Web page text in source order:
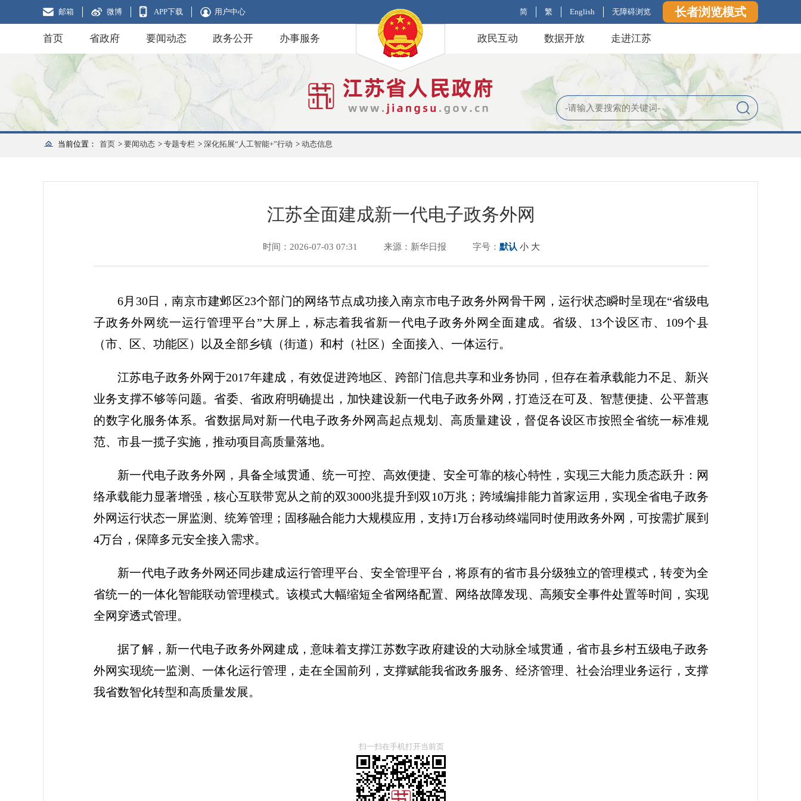
邮箱 微博 APP下载 用户中心 简 繁 English 无障碍浏览 长者浏览模式
首页 省政府 要闻动态 政务公开 办事服务 政民互动 数据开放 走进江苏
当前位置： 首页 > 要闻动态 > 专题专栏 > 深化拓展“人工智能+”行动 > 动态信息
江苏全面建成新一代电子政务外网
时间：2026-07-03 07:31 来源：新华日报 字号： 默认 小 大
6月30日，南京市建邺区23个部门的网络节点成功接入南京市电子政务外网骨干网，运行状态瞬时呈现在“省级电
子政务外网统一运行管理平台”大屏上，标志着我省新一代电子政务外网全面建成。省级、13个设区市、109个县
（市、区、功能区）以及全部乡镇（街道）和村（社区）全面接入、一体运行。
江苏电子政务外网于2017年建成，有效促进跨地区、跨部门信息共享和业务协同，但存在着承载能力不足、新兴
业务支撑不够等问题。省委、省政府明确提出，加快建设新一代电子政务外网，打造泛在可及、智慧便捷、公平普惠
的数字化服务体系。省数据局对新一代电子政务外网高起点规划、高质量建设，督促各设区市按照全省统一标准规
范、市县一揽子实施，推动项目高质量落地。
新一代电子政务外网，具备全域贯通、统一可控、高效便捷、安全可靠的核心特性，实现三大能力质态跃升：网
络承载能力显著增强，核心互联带宽从之前的双3000兆提升到双10万兆；跨域编排能力首家运用，实现全省电子政务
外网运行状态一屏监测、统筹管理；固移融合能力大规模应用，支持1万台移动终端同时使用政务外网，可按需扩展到
4万台，保障多元安全接入需求。
新一代电子政务外网还同步建成运行管理平台、安全管理平台，将原有的省市县分级独立的管理模式，转变为全
省统一的一体化智能联动管理模式。该模式大幅缩短全省网络配置、网络故障发现、高频安全事件处置等时间，实现
全网穿透式管理。
据了解，新一代电子政务外网建成，意味着支撑江苏数字政府建设的大动脉全域贯通，省市县乡村五级电子政务
外网实现统一监测、一体化运行管理，走在全国前列，支撑赋能我省政务服务、经济管理、社会治理业务运行，支撑
我省数智化转型和高质量发展。
扫一扫在手机打开当前页